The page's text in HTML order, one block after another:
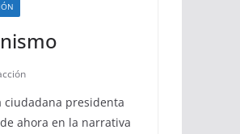
ciudadana presidenta
ahora en la narrativa